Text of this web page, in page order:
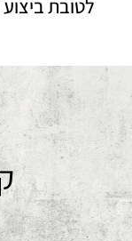
לטובת ביצוע